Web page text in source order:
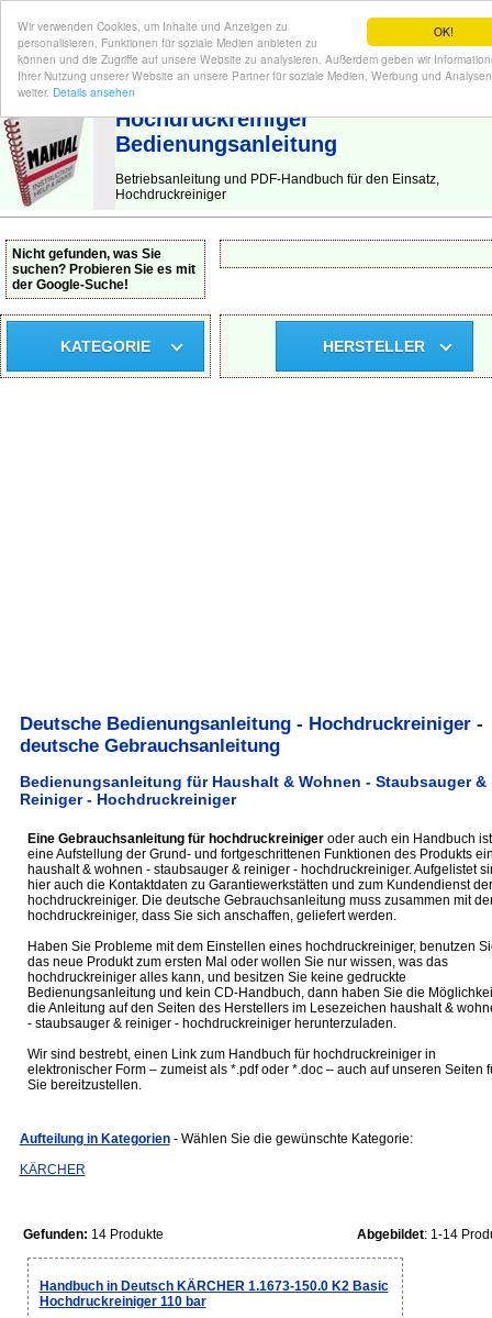
OK!
Wir verwenden Cookies, um Inhalte und Anzeigen zu
personalisieren, Funktionen für soziale Medien anbieten zu
können und die Zugriffe auf unsere Website zu analysieren. Außerdem geben wir
Ihrer Nutzung unserer Website an unsere Partner für soziale Medien, Werbung und Analysen
weiter. Details ansehen
BEDIENUNGSANLEITUNG | Hier finden Sie die deutsche Anleitung!
Hochdruckreiniger
Bedienungsanleitung
Betriebsanleitung und PDF-Handbuch für den Einsatz,
Hochdruckreiniger
Nicht gefunden, was Sie
suchen? Probieren Sie es mit
der Google-Suche!
KATEGORIE HERSTELLER
Deutsche Bedienungsanleitung - Hochdruckreiniger -
deutsche Gebrauchsanleitung
Bedienungsanleitung für Haushalt & Wohnen - Staubsauger &
Reiniger - Hochdruckreiniger
Eine Gebrauchsanleitung für hochdruckreinigeroder auch ein Handbuch ist
eine Aufstellung der Grund- und fortgeschrittenen Funktionen des Produkts
haushalt & wohnen - staubsauger & reiniger - hochdruckreiniger. Aufgelistet
hier auch die Kontaktdaten zu Garantiewerkstätten und zum Kundendienst der
hochdruckreiniger. Die deutsche Gebrauchsanleitung muss zusammen mit
hochdruckreiniger, dass Sie sich anschaffen, geliefert werden.
Haben Sie Probleme mit dem Einstellen eines hochdruckreiniger, benutzen
das neue Produkt zum ersten Mal oder wollen Sie nur wissen, was das
hochdruckreiniger alles kann, und besitzen Sie keine gedruckte
Bedienungsanleitung und kein CD-Handbuch, dann haben Sie die
die Anleitung auf den Seiten des Herstellers im Lesezeichen haushalt &
- staubsauger & reiniger - hochdruckreiniger herunterzuladen.
Wir sind bestrebt, einen Link zum Handbuch für hochdruckreiniger in
elektronischer Form – zumeist als *.pdf oder *.doc – auch auf unseren Seiten
Sie bereitzustellen.
Aufteilung in Kategorien - Wählen Sie die gewünschte Kategorie:
KÄRCHER
Gefunden: 14 Produkte Abgebildet: 1-14
Handbuch in Deutsch KÄRCHER 1.1673-150.0 K2 Basic
Hochdruckreiniger 110 bar